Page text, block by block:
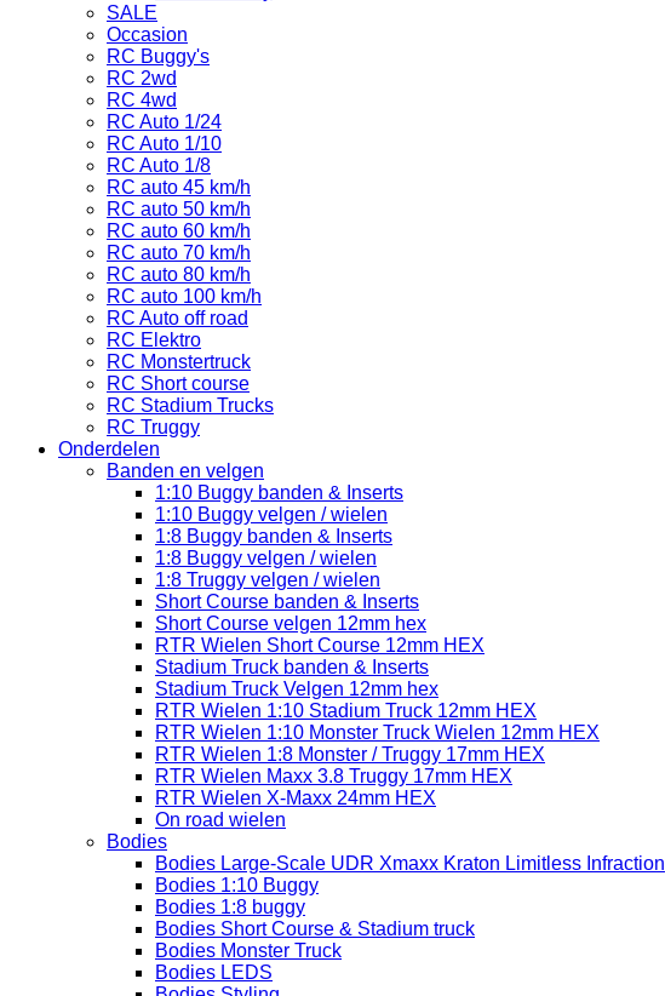
SALE
Occasion
RC Buggy's
RC 2wd
RC 4wd
RC Auto 1/24
RC Auto 1/10
RC Auto 1/8
RC auto 45 km/h
RC auto 50 km/h
RC auto 60 km/h
RC auto 70 km/h
RC auto 80 km/h
RC auto 100 km/h
RC Auto off road
RC Elektro
RC Monstertruck
RC Short course
RC Stadium Trucks
RC Truggy
Onderdelen
Banden en velgen
1:10 Buggy banden & Inserts
1:10 Buggy velgen / wielen
1:8 Buggy banden & Inserts
1:8 Buggy velgen / wielen
1:8 Truggy velgen / wielen
Short Course banden & Inserts
Short Course velgen 12mm hex
RTR Wielen Short Course 12mm HEX
Stadium Truck banden & Inserts
Stadium Truck Velgen 12mm hex
RTR Wielen 1:10 Stadium Truck 12mm HEX
RTR Wielen 1:10 Monster Truck Wielen 12mm HEX
RTR Wielen 1:8 Monster / Truggy 17mm HEX
RTR Wielen Maxx 3.8 Truggy 17mm HEX
RTR Wielen X-Maxx 24mm HEX
On road wielen
Bodies
Bodies Large-Scale UDR Xmaxx Kraton Limitless Infraction
Bodies 1:10 Buggy
Bodies 1:8 buggy
Bodies Short Course & Stadium truck
Bodies Monster Truck
Bodies LEDS